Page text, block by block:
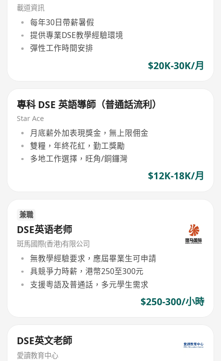
載道資訊
每年30日帶薪暑假
提供專業DSE教學經驗環境
彈性工作時間安排
$20K-30K/月
專科 DSE 英語導師（普通話流利）
Star Ace
月底薪外加表現獎金，無上限佣金
雙糧，年終花紅，勤工獎勵
多地工作選擇，旺角/銅鑼灣
$12K-18K/月
兼職
DSE英语老师
斑馬國際(香港)有限公司
無教學經驗要求，應屆畢業生可申請
具競爭力時薪，港幣250至300元
支援粵語及普通話，多元學生需求
$250-300/小時
DSE英文老師
愛讀教育中心